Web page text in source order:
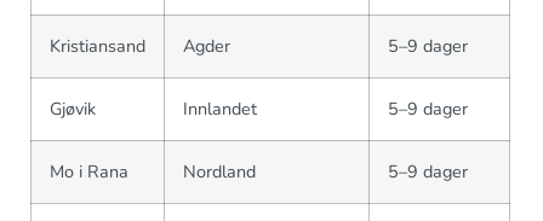
Kristiansand Agder 5–9 dager
Gjøvik Innlandet 5–9 dager
Mo i Rana Nordland 5–9 dager